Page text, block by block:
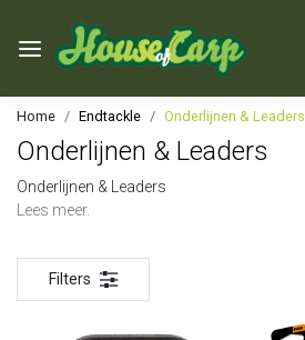
Home Endtackle Onderlijnen & Leaders
Onderlijnen & Leaders
Onderlijnen & Leaders
Lees meer.
Filters